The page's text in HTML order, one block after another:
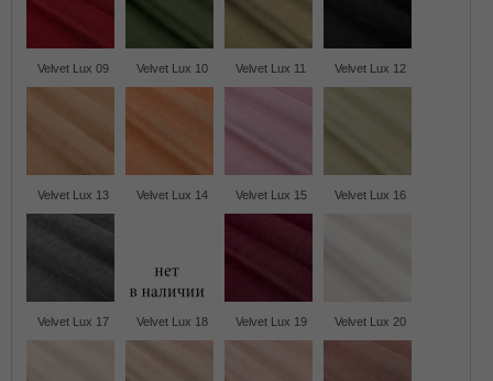
Velvet Lux 09 Velvet Lux 10 Velvet Lux 11 Velvet Lux 12
Velvet Lux 13 Velvet Lux 14 Velvet Lux 15 Velvet Lux 16
Velvet Lux 17 Velvet Lux 18 Velvet Lux 19 Velvet Lux 20